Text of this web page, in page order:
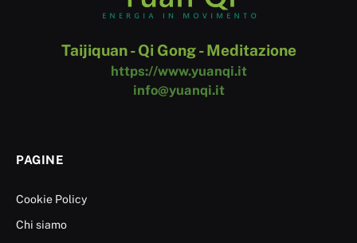
Taijiquan - Qi Gong - Meditazione
https://www.yuanqi.it
info@yuanqi.it
PAGINE
Cookie Policy
Chi siamo